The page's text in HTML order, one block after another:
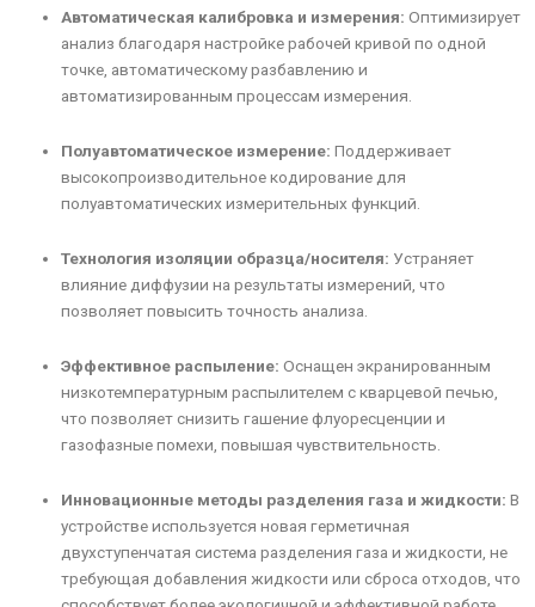
Автоматическая калибровка и измерения: Оптимизирует
анализ благодаря настройке рабочей кривой по одной
точке, автоматическому разбавлению и
автоматизированным процессам измерения.
Полуавтоматическое измерение: Поддерживает
высокопроизводительное кодирование для
полуавтоматических измерительных функций.
Технология изоляции образца/носителя: Устраняет
влияние диффузии на результаты измерений, что
позволяет повысить точность анализа.
Эффективное распыление: Оснащен экранированным
низкотемпературным распылителем с кварцевой печью,
что позволяет снизить гашение флуоресценции и
газофазные помехи, повышая чувствительность.
Инновационные методы разделения газа и жидкости: В
устройстве используется новая герметичная
двухступенчатая система разделения газа и жидкости, не
требующая добавления жидкости или сброса отходов, что